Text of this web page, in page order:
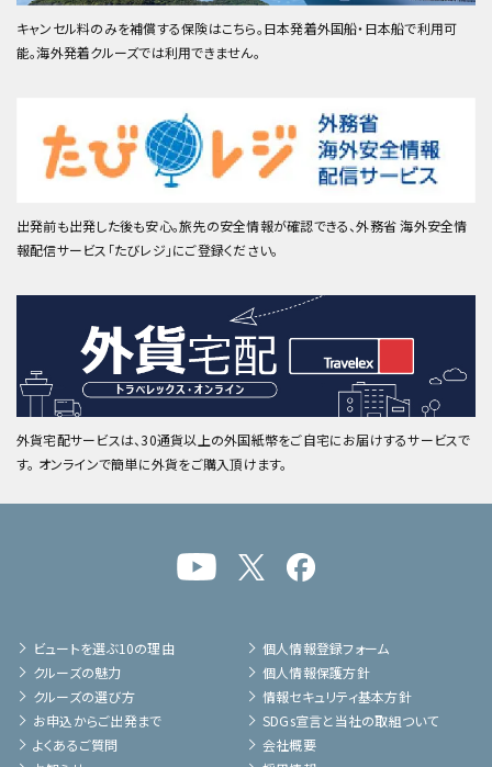
キャンセル料のみを補償する保険はこちら。日本発着外国船・日本船で利用可
能。海外発着クルーズでは利用できません。
出発前も出発した後も安心。旅先の安全情報が確認できる、外務省 海外安全情
報配信サービス「たびレジ」にご登録ください。
外貨宅配サービスは、30通貨以上の外国紙幣をご自宅にお届けするサービスで
す。 オンラインで簡単に外貨をご購入頂けます。
ビュートを選ぶ10の理由
クルーズの魅力
クルーズの選び方
お申込からご出発まで
よくあるご質問
個人情報登録フォーム
個人情報保護方針
情報セキュリティ基本方針
SDGs宣言と当社の取組ついて
会社概要